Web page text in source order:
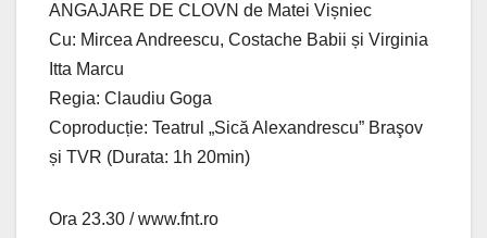
ANGAJARE DE CLOVN de Matei Vișniec
Cu: Mircea Andreescu, Costache Babii și Virginia
Itta Marcu
Regia: Claudiu Goga
Coproducție: Teatrul „Sică Alexandrescu” Braşov
și TVR (Durata: 1h 20min)
Ora 23.30 / www.fnt.ro